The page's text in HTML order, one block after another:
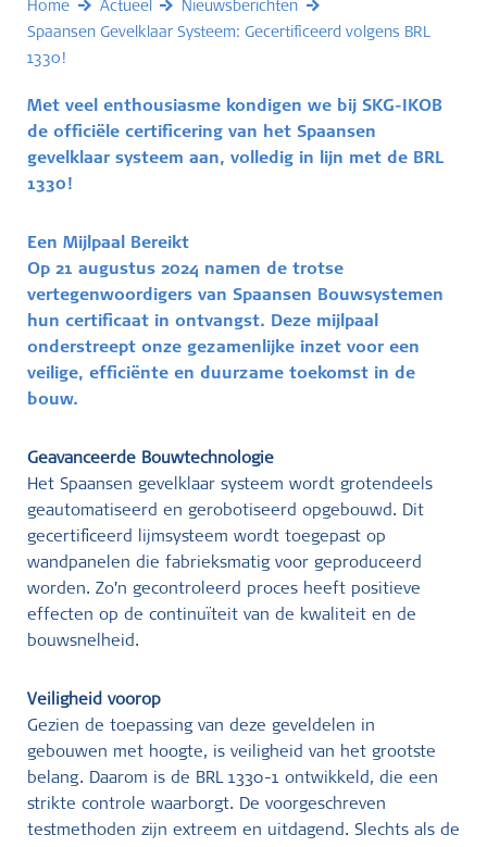
Home Actueel
Nieuwsberichten
Spaansen Gevelklaar Systeem: Gecertificeerd volgens BRL
1330!
Met veel enthousiasme kondigen we bij SKG-IKOB
de officiële certificering van het Spaansen
gevelklaar systeem aan, volledig in lijn met de BRL
1330!
Een Mijlpaal Bereikt
Op 21 augustus 2024 namen de trotse
vertegenwoordigers van Spaansen Bouwsystemen
hun certificaat in ontvangst. Deze mijlpaal
onderstreept onze gezamenlijke inzet voor een
veilige, efficiënte en duurzame toekomst in de
bouw.
Geavanceerde Bouwtechnologie
Het Spaansen gevelklaar systeem wordt grotendeels
geautomatiseerd en gerobotiseerd opgebouwd. Dit
gecertificeerd lijmsysteem wordt toegepast op
wandpanelen die fabrieksmatig voor geproduceerd
worden. Zo’n gecontroleerd proces heeft positieve
effecten op de continuïteit van de kwaliteit en de
bouwsnelheid.
Veiligheid voorop
Gezien de toepassing van deze geveldelen in
gebouwen met hoogte, is veiligheid van het grootste
belang. Daarom is de BRL 1330-1 ontwikkeld, die een
strikte controle waarborgt. De voorgeschreven
testmethoden zijn extreem en uitdagend. Slechts als de